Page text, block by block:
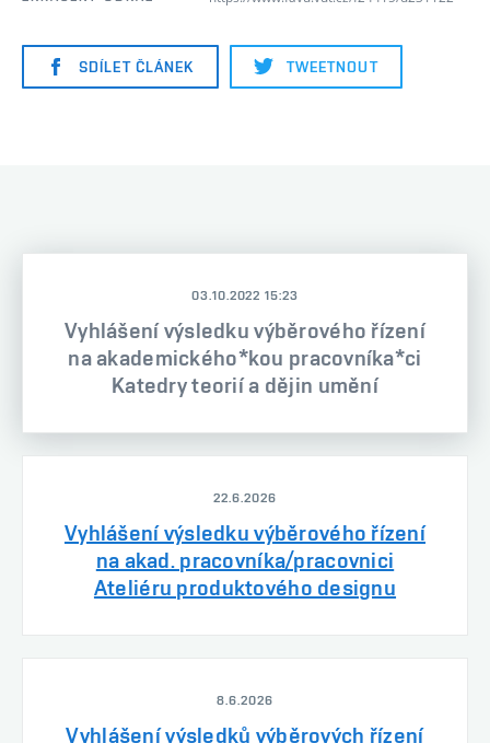
SDÍLET ČLÁNEK TWEETNOUT
03.10.2022 15:23
Vyhlášení výsledku výběrového řízení
na akademického*kou pracovníka*ci
Katedry teorií a dějin umění
22.6.2026
Vyhlášení výsledku výběrového řízení
na akad. pracovníka/pracovnici
Ateliéru produktového designu
8.6.2026
Vyhlášení výsledků výběrových řízení